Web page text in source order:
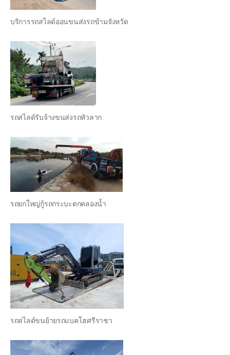
บริการรถสไลด์ออนขนส่งรถข้ามจังหวัด
รถสไลด์รับจ้างขนส่งรถหัวลาก
รถยกใหญ่กู้รถกระบะตกคลองน้ำ
รถสไลด์ขนย้ายรถแบคโฮศรีราชา